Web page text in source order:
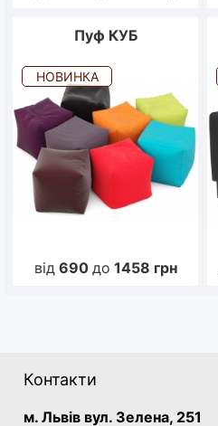
Пуф КУБ
НОВИНКА
від 690 до 1458 грн
Контакти
м. Львів вул. Зелена, 251